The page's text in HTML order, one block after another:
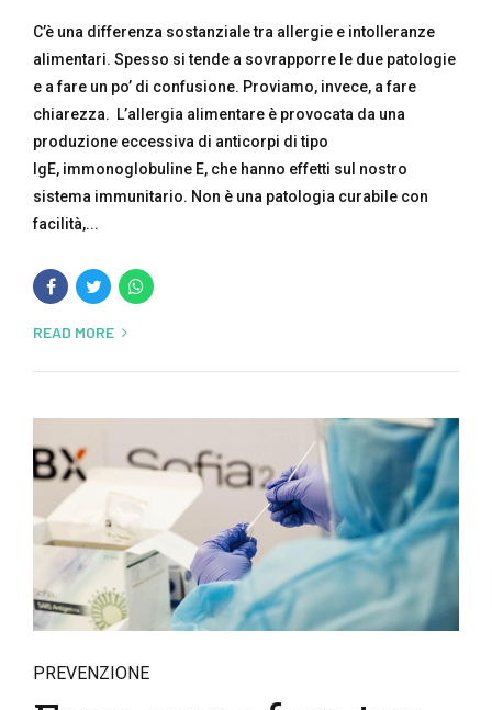
C’è una differenza sostanziale tra allergie e intolleranze
alimentari. Spesso si tende a sovrapporre le due patologie
e a fare un po’ di confusione. Proviamo, invece, a fare
chiarezza. L’allergia alimentare è provocata da una
produzione eccessiva di anticorpi di tipo
IgE, immonoglobuline E, che hanno effetti sul nostro
sistema immunitario. Non è una patologia curabile con
facilità,...
READ MORE
PREVENZIONE